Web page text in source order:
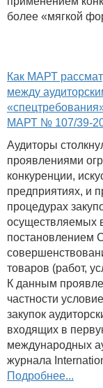
более «мягкой
Как МАРТ
между
МАРТ № 107/39-
Аудиторы
проявлениями
конкуренции,
предприятиях, и
процедурах
осуществляемых
постановлением
товаров (работ,
К данным
частности
закупок
входящих в
международных
журнала
Подробнее...